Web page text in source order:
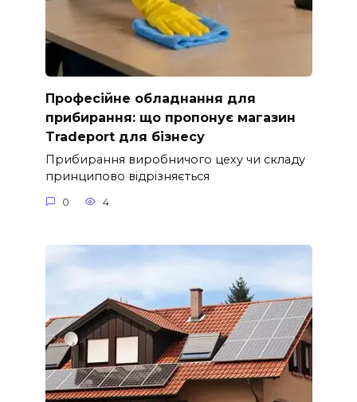
Професійне обладнання для
прибирання: що пропонує магазин
Tradeport для бізнесу
Прибирання виробничого цеху чи складу
принципово відрізняється
0 4